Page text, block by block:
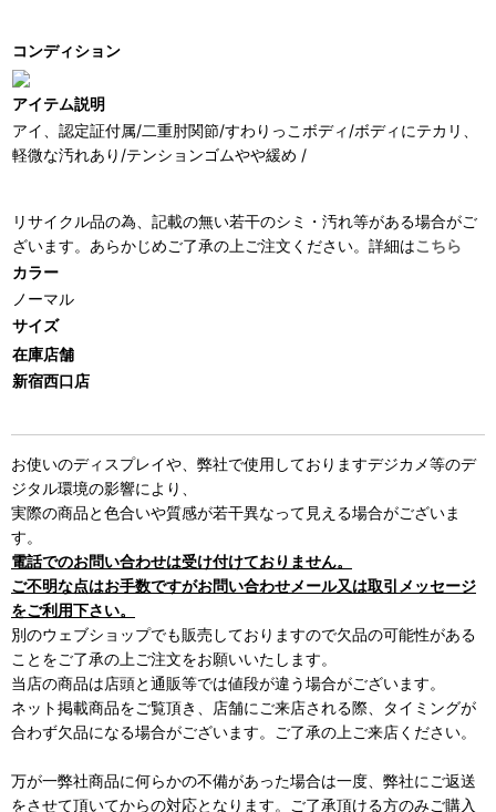
コンディション
アイテム説明
アイ、認定証付属/二重肘関節/すわりっこボディ/ボディにテカリ、
軽微な汚れあり/テンションゴムやや緩め /
リサイクル品の為、記載の無い若干のシミ・汚れ等がある場合がご
ざいます。あらかじめご了承の上ご注文ください。詳細はこちら
カラー
ノーマル
サイズ
在庫店舗
新宿西口店
お使いのディスプレイや、弊社で使用しておりますデジカメ等のデ
ジタル環境の影響により、
実際の商品と色合いや質感が若干異なって見える場合がございま
す。
電話でのお問い合わせは受け付けておりません。
ご不明な点はお手数ですがお問い合わせメール又は取引メッセージ
をご利用下さい。
別のウェブショップでも販売しておりますので欠品の可能性がある
ことをご了承の上ご注文をお願いいたします。
当店の商品は店頭と通販等では値段が違う場合がございます。
ネット掲載商品をご覧頂き、店舗にご来店される際、タイミングが
合わず欠品になる場合がございます。ご了承の上ご来店ください。
万が一弊社商品に何らかの不備があった場合は一度、弊社にご返送
をさせて頂いてからの対応となります。ご了承頂ける方のみご購入